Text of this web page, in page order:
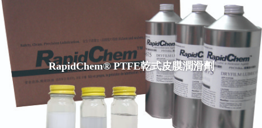
RapidChem® PTFE乾式皮膜潤滑劑